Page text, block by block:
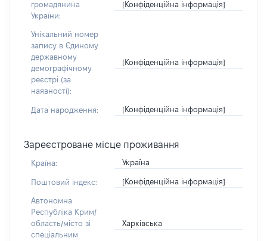
громадянина
України:
[Конфіденційна інформація]
Унікальний номер
запису в Єдиному
державному
демографічному
реєстрі (за
наявності):
[Конфіденційна інформація]
Дата народження: [Конфіденційна інформація]
Зареєстроване місце проживання
Країна: Україна
Поштовий індекс: [Конфіденційна інформація]
Автономна
Республіка Крим/
область/місто зі
спеціальним
Харківська